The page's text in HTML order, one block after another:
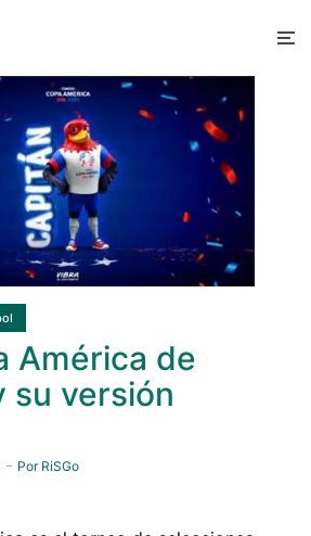
América de
su versión
Por RiSGo